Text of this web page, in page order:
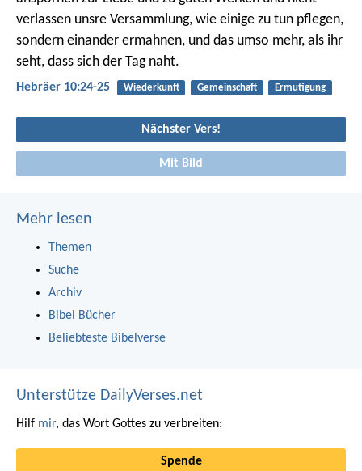
verlassen unsre Versammlung, wie einige zu tun pflegen,
sondern einander ermahnen, und das umso mehr, als ihr
seht, dass sich der Tag naht.
Hebräer 10:24-25 Wiederkunft Gemeinschaft Ermutigung
Nächster Vers!
Mit Bild
Mehr lesen
Themen
Suche
Archiv
Bibel Bücher
Beliebteste Bibelverse
Unterstütze DailyVerses.net
Hilf mir, das Wort Gottes zu verbreiten:
Spende